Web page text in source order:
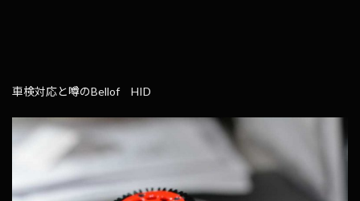
車検対応と噂のBellof HID